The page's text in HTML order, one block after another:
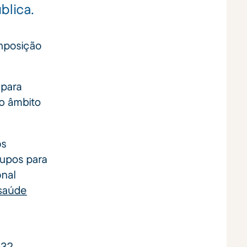
âmbito
para